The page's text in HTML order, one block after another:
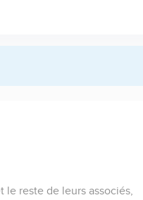
le reste de leurs associés,